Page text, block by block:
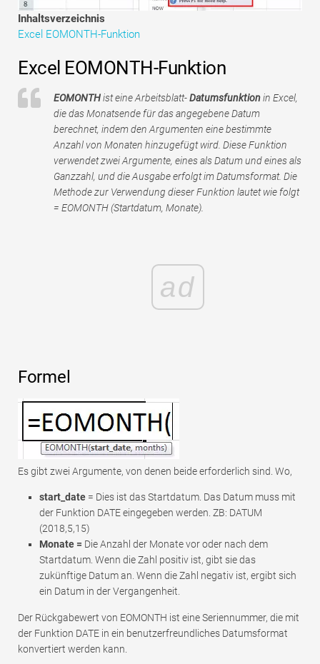
Tutorials zur Finanzmodellierung
Risikomanagement-Tutorials
Inhaltsverzeichnis
Excel EOMONTH-Funktion
Excel EOMONTH-Funktion
EOMONTHist eine Arbeitsblatt-Datumsfunktionin Excel,
die das Monatsende für das angegebene Datum
berechnet, indem den Argumenten eine bestimmte
Anzahl von Monaten hinzugefügt wird. Diese Funktion
verwendet zwei Argumente, eines als Datum und eines als
Ganzzahl, und die Ausgabe erfolgt im Datumsformat. Die
Methode zur Verwendung dieser Funktion lautet wie folgt
= EOMONTH (Startdatum, Monate).
ad
Formel
Es gibt zwei Argumente, von denen beide erforderlich sind. Wo,
start_date = Dies ist das Startdatum. Das Datum muss mit
der Funktion DATE eingegeben werden. ZB: DATUM
(2018,5,15)
Monate = Die Anzahl der Monate vor oder nach dem
Startdatum. Wenn die Zahl positiv ist, gibt sie das
zukünftige Datum an. Wenn die Zahl negativ ist, ergibt sich
ein Datum in der Vergangenheit.
Der Rückgabewert von EOMONTH ist eine Seriennummer, die mit
der Funktion DATE in ein benutzerfreundliches Datumsformat
konvertiert werden kann.